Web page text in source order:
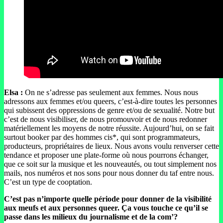
Elsa : On ne s’adresse pas seulement aux femmes. Nous nous
adressons aux femmes et/ou queers, c’est-à-dire toutes les personnes
qui subissent des oppressions de genre et/ou de sexualité. Notre but
c’est de nous visibiliser, de nous promouvoir et de nous redonner
matériellement les moyens de notre réussite. Aujourd’hui, on se fait
surtout booker par des hommes cis*, qui sont programmateurs,
producteurs, propriétaires de lieux. Nous avons voulu renverser cette
tendance et proposer une plate-forme où nous pourrons échanger,
que ce soit sur la musique et les nouveautés, ou tout simplement nos
mails, nos numéros et nos sons pour nous donner du taf entre nous.
C’est un type de cooptation.
C’est pas n’importe quelle période pour donner de la visibilité
aux meufs et aux personnes queer. Ça vous touche ce qu’il se
passe dans les milieux du journalisme et de la com’?